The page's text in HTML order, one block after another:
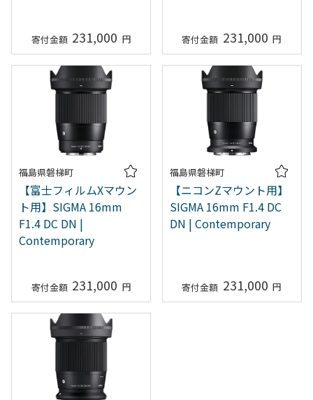
231,000 231,000
福島県磐梯町
【富士フィルムXマウン
ト用】SIGMA 16mm
F1.4 DC DN |
Contemporary
231,000
福島県磐梯町
【ニコンZマウント用】
SIGMA 16mm F1.4 DC
DN | Contemporary
231,000